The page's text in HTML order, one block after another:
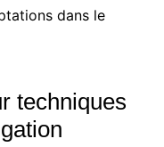
dans le
techniques